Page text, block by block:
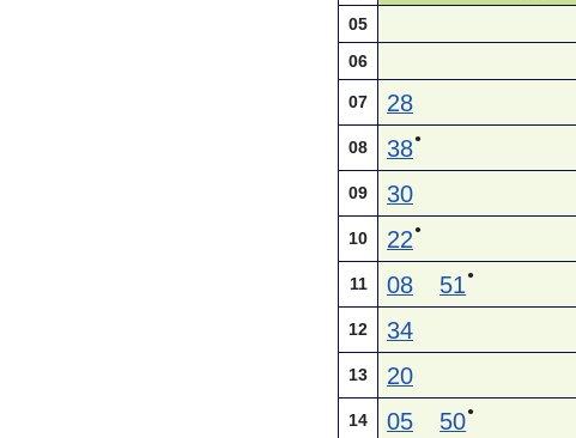
05
06
07 28
08 38●
09 30
10 22 ●
11 08 51 ●
12 34
13 20
14 05 50●